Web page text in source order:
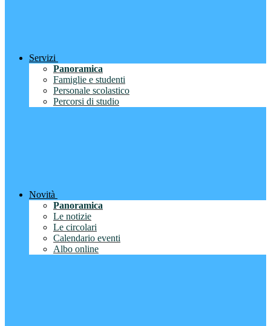
Servizi
Panoramica
Famiglie e studenti
Personale scolastico
Percorsi di studio
Novità
Panoramica
Le notizie
Le circolari
Calendario eventi
Albo online